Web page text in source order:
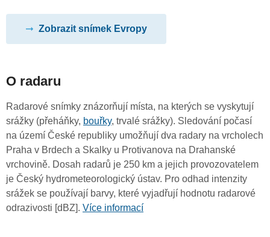
Zobrazit snímek Evropy
O radaru
Radarové snímky znázorňují místa, na kterých se vyskytují
srážky (přeháňky, bouřky, trvalé srážky). Sledování počasí
na území České republiky umožňují dva radary na vrcholech
Praha v Brdech a Skalky u Protivanova na Drahanské
vrchovině. Dosah radarů je 250 km a jejich provozovatelem
je Český hydrometeorologický ústav. Pro odhad intenzity
srážek se používají barvy, které vyjadřují hodnotu radarové
odrazivosti [dBZ]. Více informací